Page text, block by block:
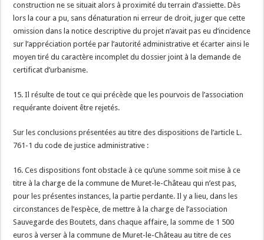
construction ne se situait alors à proximité du terrain d’assiette. Dès
lors la cour a pu, sans dénaturation ni erreur de droit, juger que cette
omission dans la notice descriptive du projet n’avait pas eu d’incidence
sur l’appréciation portée par l’autorité administrative et écarter ainsi le
moyen tiré du caractère incomplet du dossier joint à la demande de
certificat d’urbanisme.
15. Il résulte de tout ce qui précède que les pourvois de l’association
requérante doivent être rejetés.
Sur les conclusions présentées au titre des dispositions de l’article L.
761-1 du code de justice administrative :
16. Ces dispositions font obstacle à ce qu’une somme soit mise à ce
titre à la charge de la commune de Muret-le-Château qui n’est pas,
pour les présentes instances, la partie perdante. Il y a lieu, dans les
circonstances de l’espèce, de mettre à la charge de l’association
Sauvegarde des Boutets, dans chaque affaire, la somme de 1 500
euros à verser à la commune de Muret-le-Château au titre de ces